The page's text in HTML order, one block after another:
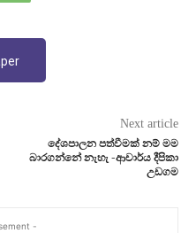
Next article
දේශපාලන පත්වීමක් නම් මම
බාරගන්නේ නැහැ -ආචාර්ය දීපිකා
උඩගම
-